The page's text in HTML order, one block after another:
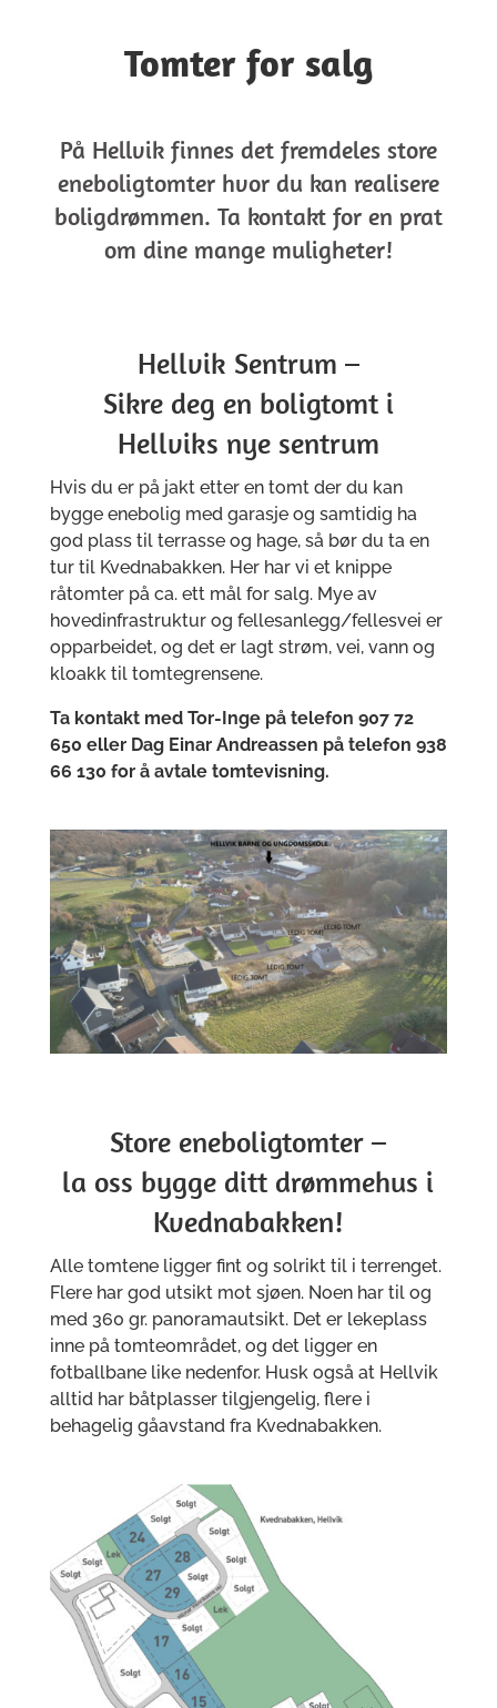
Tomter for salg
På Hellvik finnes det fremdeles store
eneboligtomter hvor du kan realisere
boligdrømmen. Ta kontakt for en prat
om dine mange muligheter!
Hellvik Sentrum –
Sikre deg en boligtomt i
Hellviks nye sentrum
Hvis du er på jakt etter en tomt der du kan
bygge enebolig med garasje og samtidig ha
god plass til terrasse og hage, så bør du ta en
tur til Kvednabakken. Her har vi et knippe
råtomter på ca. ett mål for salg. Mye av
hovedinfrastruktur og fellesanlegg/fellesvei er
opparbeidet, og det er lagt strøm, vei, vann og
kloakk til tomtegrensene.
Ta kontakt med Tor-Inge på telefon 907 72
650 eller Dag Einar Andreassen på telefon 938
66 130 for å avtale tomtevisning.
Store eneboligtomter –
la oss bygge ditt drømmehus i
Kvednabakken!
Alle tomtene ligger fint og solrikt til i terrenget.
Flere har god utsikt mot sjøen. Noen har til og
med 360 gr. panoramautsikt. Det er lekeplass
inne på tomteområdet, og det ligger en
fotballbane like nedenfor. Husk også at Hellvik
alltid har båtplasser tilgjengelig, flere i
behagelig gåavstand fra Kvednabakken.